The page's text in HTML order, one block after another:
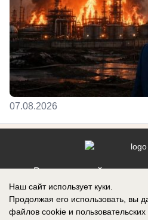
07.08.2026
Реклама на сайте
Контакты
Наш сайт использует куки.
Продолжая его использовать, вы
файлов cookie и